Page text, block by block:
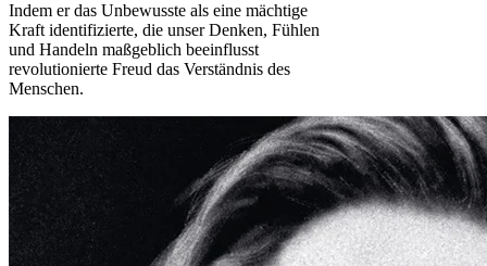
Indem er das Unbewusste als eine mächtige
Kraft identifizierte, die unser Denken, Fühlen
und Handeln maßgeblich beeinflusst
revolutionierte Freud das Verständnis des
Menschen.